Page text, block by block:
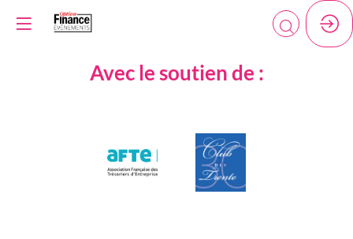
Avec le soutien de :